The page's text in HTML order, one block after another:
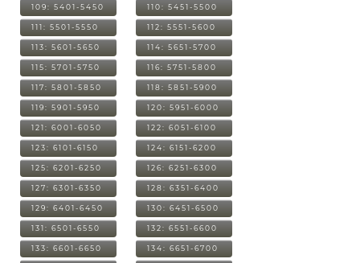
109: 5401-5450 110: 5451-5500
111: 5501-5550 112: 5551-5600
113: 5601-5650 114: 5651-5700
115: 5701-5750 116: 5751-5800
117: 5801-5850 118: 5851-5900
119: 5901-5950 120: 5951-6000
121: 6001-6050 122: 6051-6100
123: 6101-6150 124: 6151-6200
125: 6201-6250 126: 6251-6300
127: 6301-6350 128: 6351-6400
129: 6401-6450 130: 6451-6500
131: 6501-6550 132: 6551-6600
133: 6601-6650 134: 6651-6700